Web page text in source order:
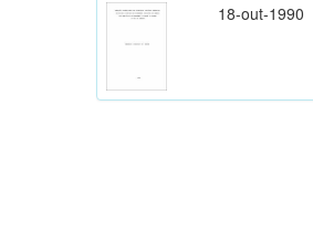
18-out-1990